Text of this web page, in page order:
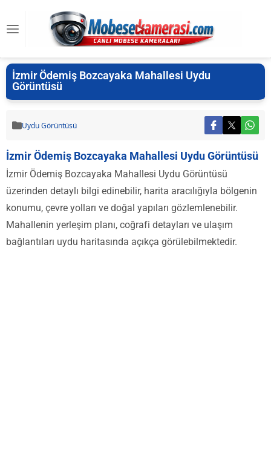
İzmir Ödemiş Bozcayaka Mahallesi Uydu
Görüntüsü
Uydu Görüntüsü
İzmir Ödemiş Bozcayaka Mahallesi Uydu Görüntüsü
İzmir Ödemiş Bozcayaka Mahallesi Uydu Görüntüsü
üzerinden detaylı bilgi edinebilir, harita aracılığıyla bölgenin
konumu, çevre yolları ve doğal yapıları gözlemlenebilir.
Mahallenin yerleşim planı, coğrafi detayları ve ulaşım
bağlantıları uydu haritasında açıkça görülebilmektedir.